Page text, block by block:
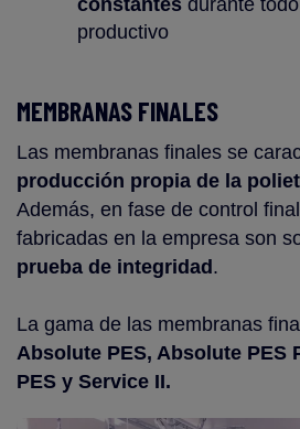
constantes durante
productivo
MEMBRANAS FINALES
Las membranas finales se
producción propia de la
Además, en fase de control
fabricadas en la empresa son
prueba de integridad .
La gama de las membranas
Absolute PES, Absolute PES
PES y Service II.